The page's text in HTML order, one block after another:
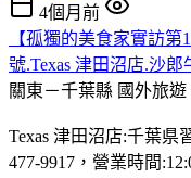
4個月前
【孤獨的美食家實訪
號.Texas 津田沼店.沙
關東－千葉縣 國外旅遊
Texas 津田沼店:千葉県
477-9917，營業時間